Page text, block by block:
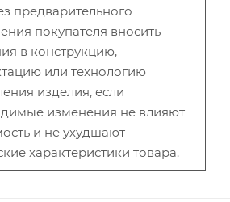
предварительного
покупателя вносить
в конструкцию,
или технологию
изделия, если
изменения не влияют
и не ухудшают
характеристики товара.